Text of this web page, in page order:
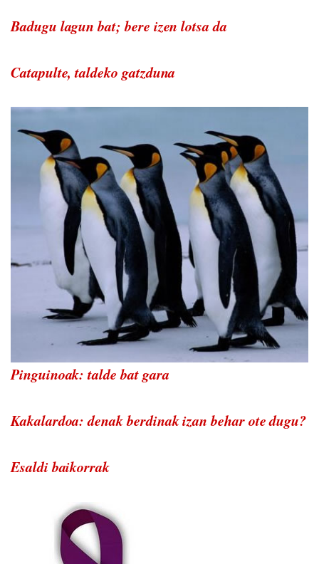
Badugu lagun bat; bere izen lotsa da
Catapulte, taldeko gatzduna
Pinguinoak: talde bat gara
Kakalardoa: denak berdinak izan behar ote dugu?
Esaldi baikorrak